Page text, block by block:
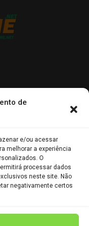
de
e/ou acessar
melhorar a experiência
O
processar dados
neste site. Não
negativamente certos
marketing e